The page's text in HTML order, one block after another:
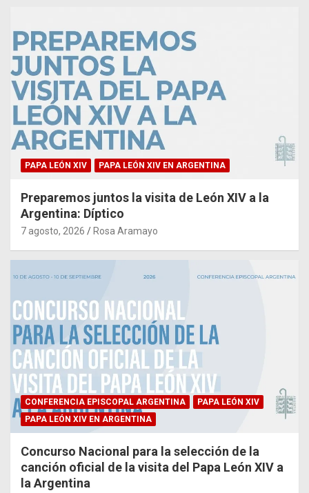
PAPA LEÓN XIV PAPA LEÓN XIV EN ARGENTINA
Preparemos juntos la visita de León XIV a la
Argentina: Díptico
7 agosto, 2026 Rosa Aramayo
CONFERENCIA EPISCOPAL ARGENTINA
PAPA LEÓN XIV
PAPA LEÓN XIV EN ARGENTINA
Concurso Nacional para la selección de la
canción oficial de la visita del Papa León XIV a
la Argentina